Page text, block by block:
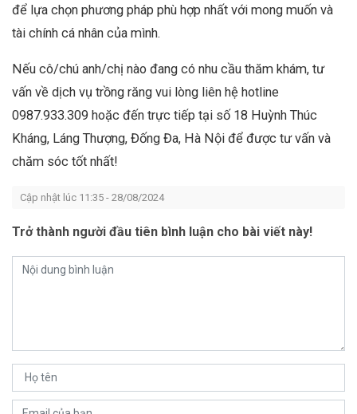
để lựa chọn phương pháp phù hợp nhất với mong muốn và
tài chính cá nhân của mình.
Nếu cô/chú anh/chị nào đang có nhu cầu thăm khám, tư
vấn về dịch vụ trồng răng vui lòng liên hệ hotline
0987.933.309 hoặc đến trực tiếp tại số 18 Huỳnh Thúc
Kháng, Láng Thượng, Đống Đa, Hà Nội để được tư vấn và
chăm sóc tốt nhất!
Cập nhật lúc 11:35 - 28/08/2024
Trở thành người đầu tiên bình luận cho bài viết này!